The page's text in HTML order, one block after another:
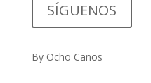
SÍGUENOS
By Ocho Caños